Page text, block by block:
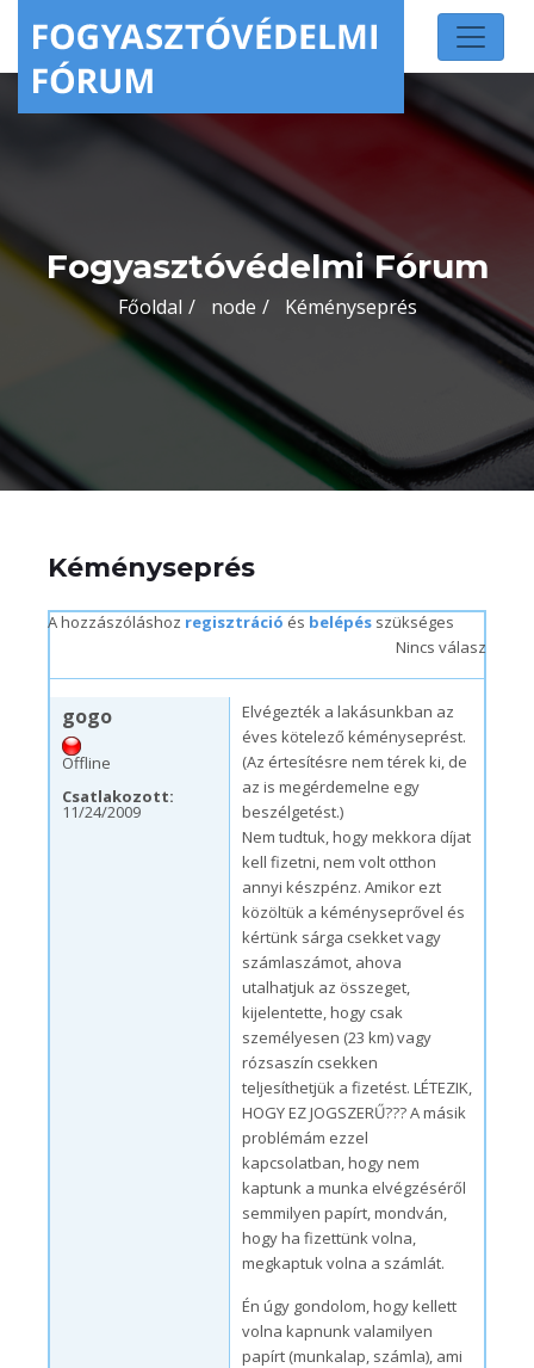
Fogyasztóvédelmi Fórum
Főoldal node Kéményseprés
Kéményseprés
A hozzászóláshoz regisztráció és belépés szükséges
Nincs válasz
gogo
Offline
Csatlakozott:
11/24/2009
Elvégezték a lakásunkban az
éves kötelező kéményseprést.
(Az értesítésre nem térek ki, de
az is megérdemelne egy
beszélgetést.)
Nem tudtuk, hogy mekkora díjat
kell fizetni, nem volt otthon
annyi készpénz. Amikor ezt
közöltük a kéményseprővel és
kértünk sárga csekket vagy
számlaszámot, ahova
utalhatjuk az összeget,
kijelentette, hogy csak
személyesen (23 km) vagy
rózsaszín csekken
teljesíthetjük a fizetést. LÉTEZIK,
HOGY EZ JOGSZERŰ??? A másik
problémám ezzel
kapcsolatban, hogy nem
kaptunk a munka elvégzéséről
semmilyen papírt, mondván,
hogy ha fizettünk volna,
megkaptuk volna a számlát.
Én úgy gondolom, hogy kellett
volna kapnunk valamilyen
papírt (munkalap, számla), ami